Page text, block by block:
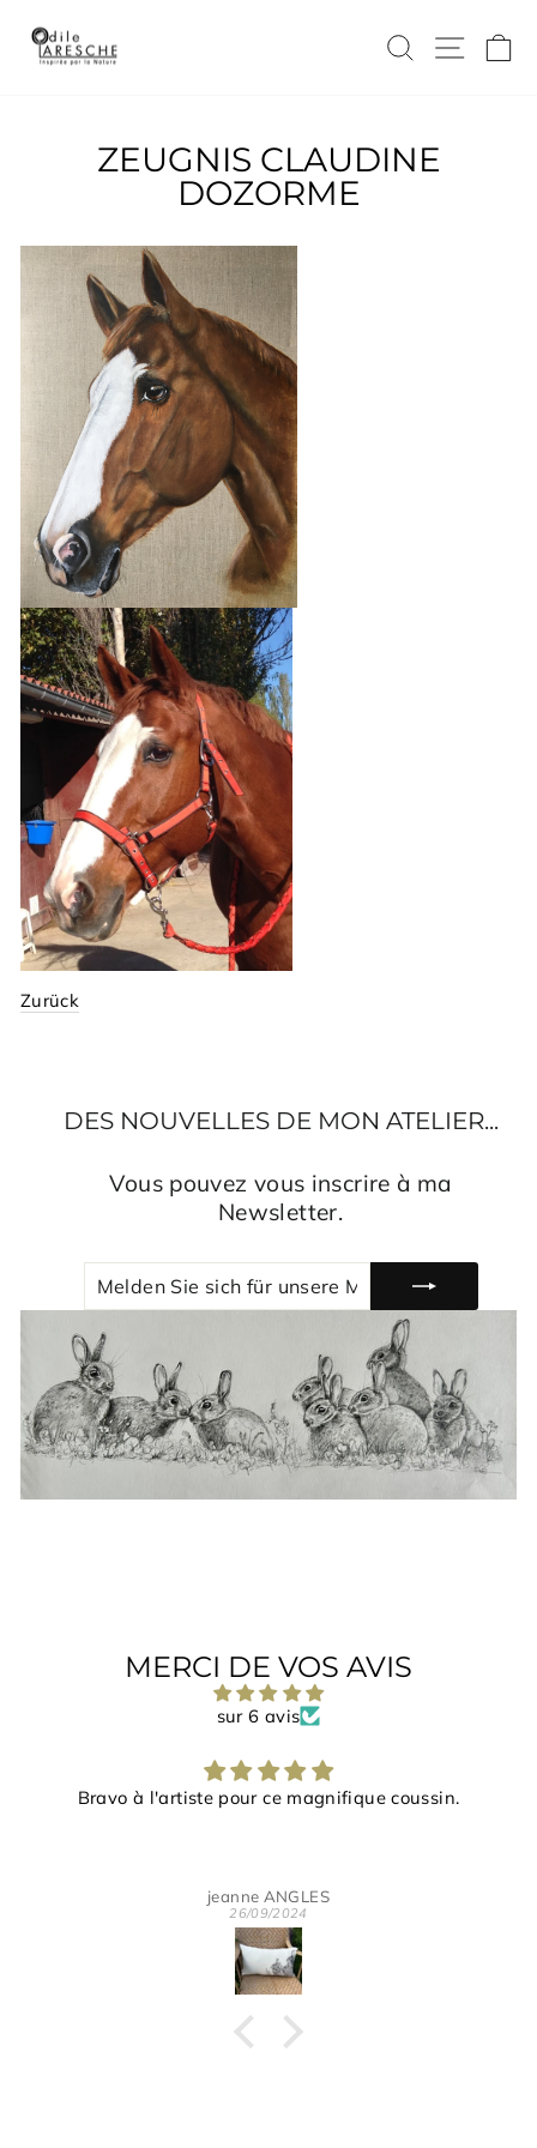
zum
Inhalt
SUCHE
ZEUGNIS CLAUDINE
DOZORME
Zurück
DES NOUVELLES DE MON ATELIER...
Vous pouvez vous inscrire à ma
Newsletter.
SIE
SICH
MAILINGLISTE
AN
MERCI DE VOS AVIS
sur 6 avis
Bravo à l'artiste pour ce magnifique coussin.
jeanne ANGLES
26/09/2024